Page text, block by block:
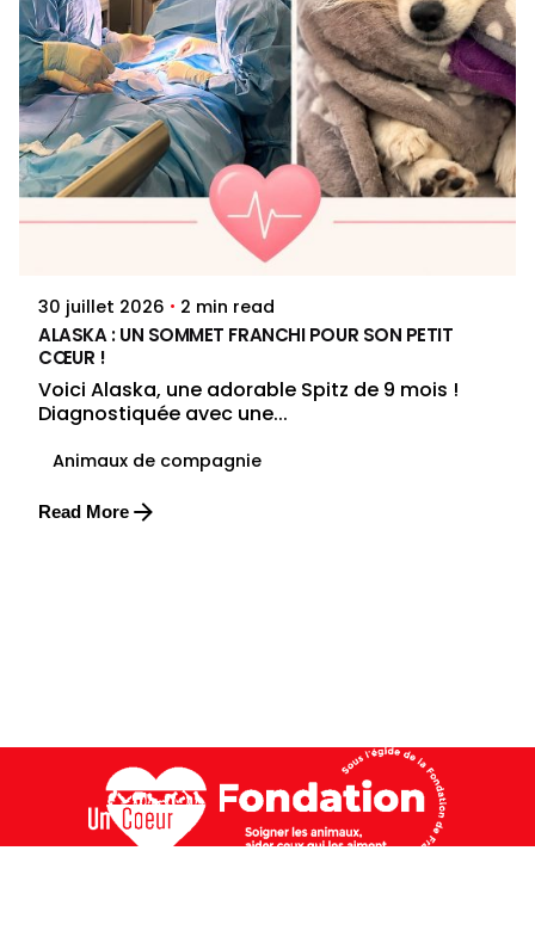
Posted by
30 juillet 2026 2 min read
ALASKA : UN SOMMET FRANCHI POUR SON PETIT
CŒUR !
Voici Alaska, une adorable Spitz de 9 mois !
Diagnostiquée avec une...
Animaux de compagnie
Read More